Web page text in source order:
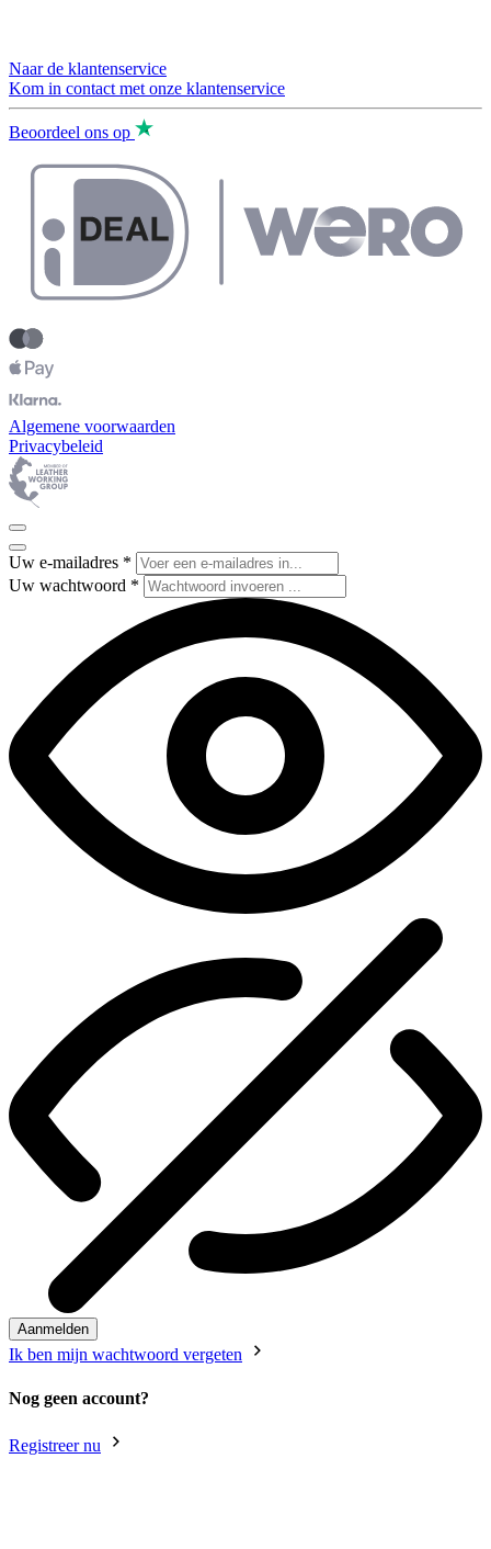
Naar de klantenservice
Kom in contact met onze klantenservice
Beoordeel ons op
Algemene voorwaarden
Privacybeleid
Uw e-mailadres *
Uw wachtwoord *
Aanmelden
Ik ben mijn wachtwoord vergeten
Nog geen account?
Registreer nu